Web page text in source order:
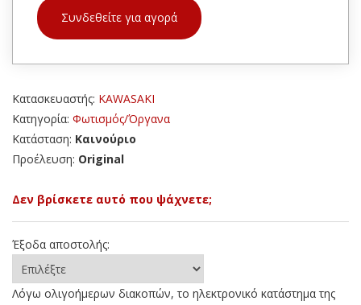
Συνδεθείτε για αγορά
Κατασκευαστής: KAWASAKI
Κατηγορία: Φωτισμός/Όργανα
Κατάσταση: Καινούριο
Προέλευση: Original
Δεν βρίσκετε αυτό που ψάχνετε;
Έξοδα αποστολής:
Λόγω ολιγοήμερων διακοπών, το ηλεκτρονικό κατάστημα της